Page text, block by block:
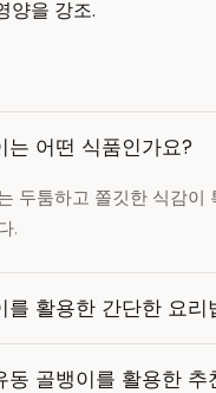
양을 강조.
는 어떤 식품인가요?
두툼하고 쫄깃한 식감
.
를 활용한 간단한 요리
동 골뱅이를 활용한